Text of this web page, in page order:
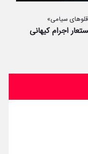
سیامی»
اجرام کیهانی